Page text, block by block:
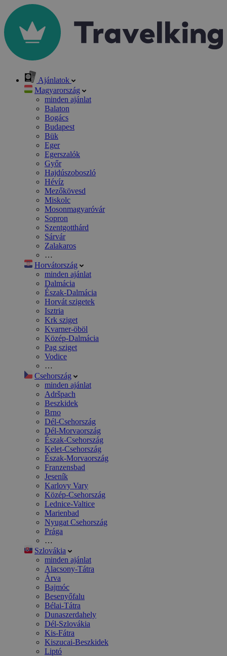
Ajánlatok
Magyarország
minden ajánlat
Balaton
Bogács
Budapest
Bük
Eger
Egerszalók
Győr
Hajdúszoboszló
Hévíz
Mezőkövesd
Miskolc
Mosonmagyaróvár
Sopron
Szentgotthárd
Sárvár
Zalakaros
…
Horvátország
minden ajánlat
Dalmácia
Észak-Dalmácia
Horvát szigetek
Isztria
Krk sziget
Kvarner-öböl
Közép-Dalmácia
Pag sziget
Vodice
…
Csehország
minden ajánlat
Adršpach
Beszkidek
Brno
Dél-Csehország
Dél-Morvaország
Észak-Csehország
Kelet-Csehország
Észak-Morvaország
Franzensbad
Jeseník
Karlovy Vary
Közép-Csehország
Lednice-Valtice
Marienbad
Nyugat Csehország
Prága
…
Szlovákia
minden ajánlat
Alacsony-Tátra
Árva
Bajmóc
Besenyőfalu
Bélai-Tátra
Dunaszerdahely
Dél-Szlovákia
Kis-Fátra
Kiszucai-Beszkidek
Liptó